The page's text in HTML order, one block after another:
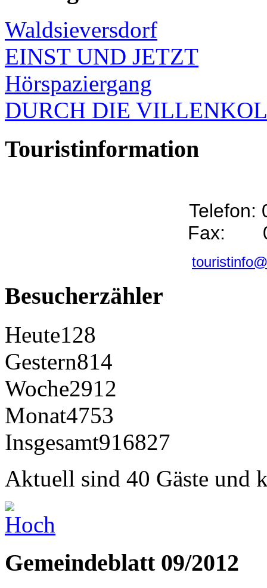
Waldsieversdorf
EINST UND JETZT
Hörspaziergang
DURCH DIE
Touristinformation
Telefon:
Fax:
Besucherzähler
Heute128
Gestern814
Woche2912
Monat4753
Insgesamt916827
Aktuell sind 40 Gäste und
Gemeindeblatt 09/2012